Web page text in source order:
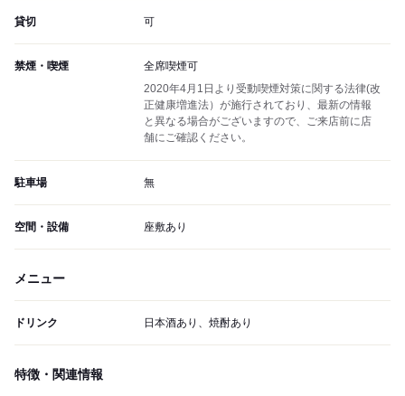
貸切 可
禁煙・喫煙
全席喫煙可
2020年4月1日より受動喫煙対策に関する法律(改
正健康増進法）が施行されており、最新の情報
と異なる場合がございますので、ご来店前に店
舗にご確認ください。
駐車場 無
空間・設備 座敷あり
メニュー
ドリンク 日本酒あり、焼酎あり
特徴・関連情報